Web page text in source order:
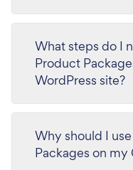
What steps do I
Product
WordPress site?
Why should I
Packages on my